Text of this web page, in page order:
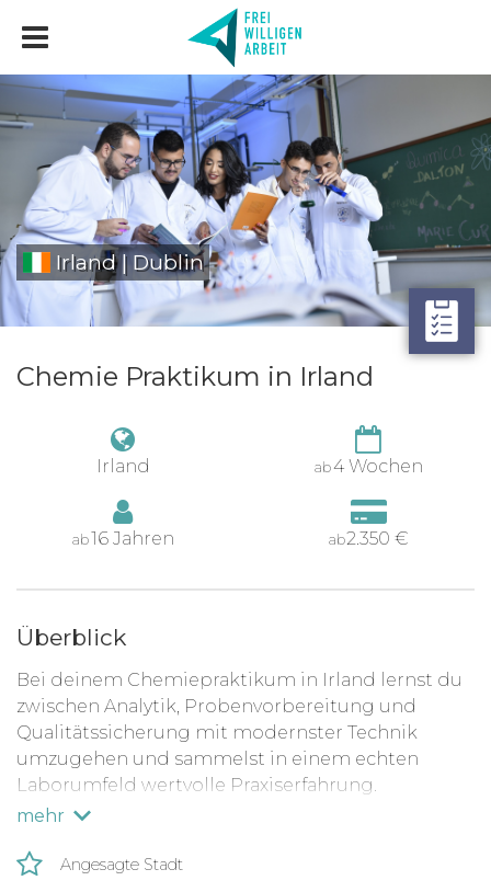
Irland | Dublin
Chemie Praktikum in Irland
Irland ab4 Wochen
ab16 Jahren ab2.350 €
Überblick
Bei deinem Chemiepraktikum in Irland lernst du
zwischen Analytik, Probenvorbereitung und
Qualitätssicherung mit modernster Technik
umzugehen und sammelst in einem echten
Laborumfeld wertvolle Praxiserfahrung.
Außerdem erhältst du einen spannenden Einblick
mehr
Angesagte Stadt